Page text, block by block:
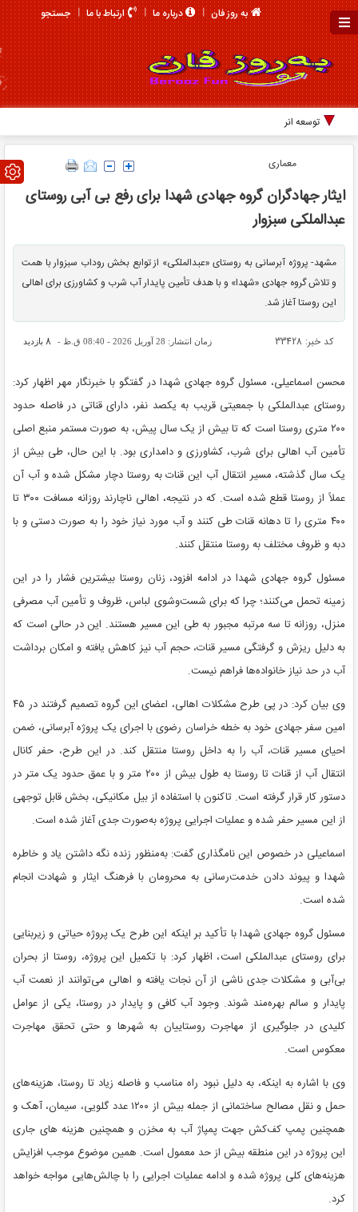
به روز فان درباره ما ارتباط با ما جستجو
توسعه انرژی پاک
معماری
ایثار جهادگران گروه جهادی شهدا برای رفع بی آبی روستای
عبدالملکی سبزوار
مشهد- پروژه آبرسانی به روستای «عبدالملکی» از توابع بخش روداب سبزوار با همت
و تلاش گروه جهادی «شهدا» و با هدف تأمین پایدار آب شرب و کشاورزی برای اهالی
این روستا آغاز شد.
کد خبر: 33428 زمان انتشار: 28 آوریل 2026 - 08:40 ق.ظ - 8 بازدید
محسن اسماعیلی، مسئول گروه جهادی شهدا در گفتگو با خبرنگار مهر اظهار کرد:
روستای عبدالملکی با جمعیتی قریب به یکصد نفر، دارای قناتی در فاصله حدود
۲۰۰ متری روستا است که تا بیش از یک سال پیش، به صورت مستمر منبع اصلی
تأمین آب اهالی برای شرب، کشاورزی و دامداری بود. با این حال، طی بیش از
یک سال گذشته، مسیر انتقال آب این قنات به روستا دچار مشکل شده و آب آن
عملاً از روستا قطع شده است. که در نتیجه، اهالی ناچارند روزانه مسافت ۳۰۰ تا
۴۰۰ متری را تا دهانه قنات طی کنند و آب مورد نیاز خود را به صورت دستی و با
دبه و ظروف مختلف به روستا منتقل کنند.
مسئول گروه جهادی شهدا در ادامه افزود، زنان روستا بیشترین فشار را در این
زمینه تحمل می‌کنند؛ چرا که برای شست‌وشوی لباس، ظروف و تأمین آب مصرفی
منزل، روزانه تا سه مرتبه مجبور به طی این مسیر هستند. این در حالی است که
به دلیل ریزش و گرفتگی مسیر قنات، حجم آب نیز کاهش یافته و امکان برداشت
آب در حد نیاز خانواده‌ها فراهم نیست.
وی بیان کرد: در پی طرح مشکلات اهالی، اعضای این گروه تصمیم گرفتند در ۴۵
امین سفر جهادی خود به خطه خراسان رضوی با اجرای یک پروژه آبرسانی، ضمن
احیای مسیر قنات، آب را به داخل روستا منتقل کند. در این طرح، حفر کانال
انتقال آب از قنات تا روستا به طول بیش از ۲۰۰ متر و با عمق حدود یک متر در
دستور کار قرار گرفته است. تاکنون با استفاده از بیل مکانیکی، بخش قابل توجهی
از این مسیر حفر شده و عملیات اجرایی پروژه به‌صورت جدی آغاز شده است.
اسماعیلی در خصوص این نامگذاری گفت: به‌منظور زنده نگه داشتن یاد و خاطره
شهدا و پیوند دادن خدمت‌رسانی به محرومان با فرهنگ ایثار و شهادت انجام
شده است.
مسئول گروه جهادی شهدا با تأکید بر اینکه این طرح یک پروژه حیاتی و زیربنایی
برای روستای عبدالملکی است، اظهار کرد: با تکمیل این پروژه، روستا از بحران
بی‌آبی و مشکلات جدی ناشی از آن نجات یافته و اهالی می‌توانند از نعمت آب
پایدار و سالم بهره‌مند شوند. وجود آب کافی و پایدار در روستا، یکی از عوامل
کلیدی در جلوگیری از مهاجرت روستاییان به شهرها و حتی تحقق مهاجرت
معکوس است.
وی با اشاره به اینکه، به دلیل نبود راه مناسب و فاصله زیاد تا روستا، هزینه‌های
حمل و نقل مصالح ساختمانی از جمله بیش از ۱۲۰۰ عدد گلویی، سیمان، آهک و
همچنین پمپ کف‌کش جهت پمپاژ آب به مخزن و همچنین هزینه های جاری
این پروژه در این منطقه‌ بیش از حد معمول است. همین موضوع موجب افزایش
هزینه‌های کلی پروژه شده و ادامه عملیات اجرایی را با چالش‌هایی مواجه خواهد
کرد.